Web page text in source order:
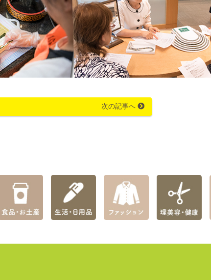
次の記事へ